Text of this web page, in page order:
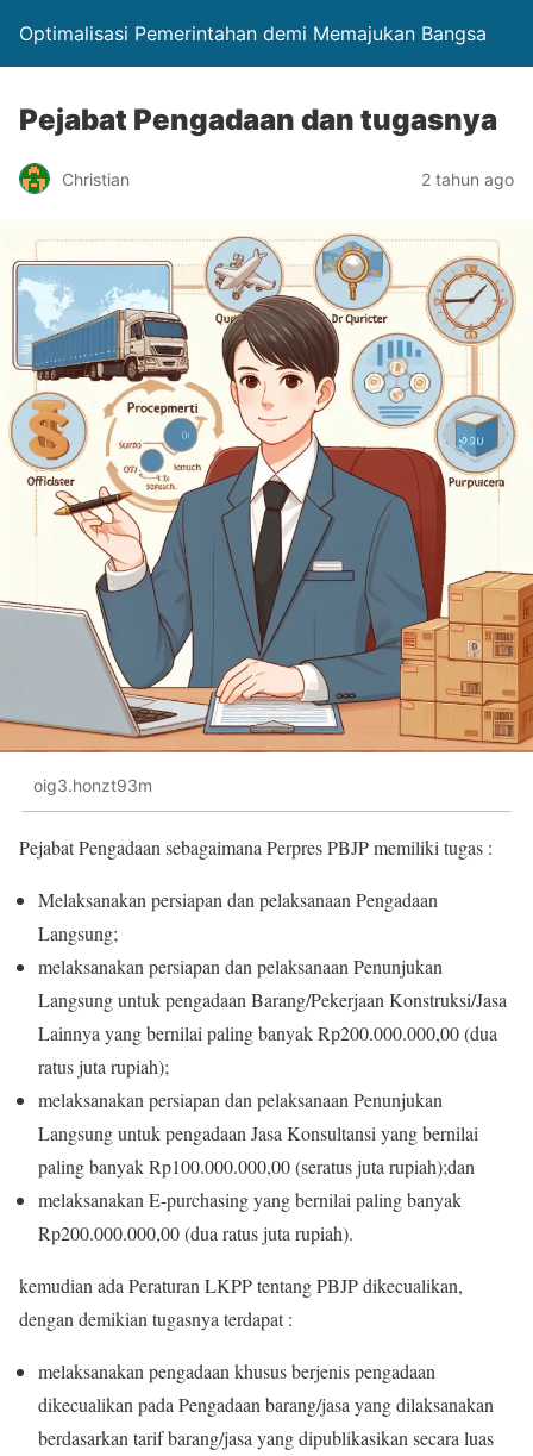
Optimalisasi Pemerintahan demi Memajukan Bangsa
Pejabat Pengadaan dan tugasnya
Christian 2 tahun ago
oig3.honzt93m
Pejabat Pengadaan sebagaimana Perpres PBJP memiliki tugas :
Melaksanakan persiapan dan pelaksanaan Pengadaan
Langsung;
melaksanakan persiapan dan pelaksanaan Penunjukan
Langsung untuk pengadaan Barang/Pekerjaan Konstruksi/Jasa
Lainnya yang bernilai paling banyak Rp200.000.000,00 (dua
ratus juta rupiah);
melaksanakan persiapan dan pelaksanaan Penunjukan
Langsung untuk pengadaan Jasa Konsultansi yang bernilai
paling banyak Rp100.000.000,00 (seratus juta rupiah);dan
melaksanakan E-purchasing yang bernilai paling banyak
Rp200.000.000,00 (dua ratus juta rupiah).
kemudian ada Peraturan LKPP tentang PBJP dikecualikan,
dengan demikian tugasnya terdapat :
melaksanakan pengadaan khusus berjenis pengadaan
dikecualikan pada Pengadaan barang/jasa yang dilaksanakan
berdasarkan tarif barang/jasa yang dipublikasikan secara luas